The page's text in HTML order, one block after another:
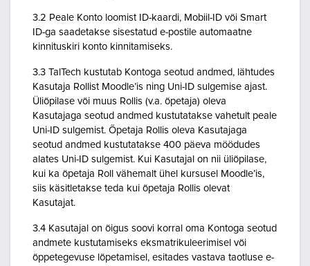
3.2 Peale Konto loomist ID-kaardi, Mobiil-ID või Smart
ID-ga saadetakse sisestatud e-postile automaatne
kinnituskiri konto kinnitamiseks.
3.3 TalTech kustutab Kontoga seotud andmed, lähtudes
Kasutaja Rollist Moodle’is ning Uni-ID sulgemise ajast.
Üliõpilase või muus Rollis (v.a. õpetaja) oleva
Kasutajaga seotud andmed kustutatakse vahetult peale
Uni-ID sulgemist. Õpetaja Rollis oleva Kasutajaga
seotud andmed kustutatakse 400 päeva möödudes
alates Uni-ID sulgemist. Kui Kasutajal on nii üliõpilase,
kui ka õpetaja Roll vähemalt ühel kursusel Moodle’is,
siis käsitletakse teda kui õpetaja Rollis olevat
Kasutajat.
3.4 Kasutajal on õigus soovi korral oma Kontoga seotud
andmete kustutamiseks eksmatrikuleerimisel või
õppetegevuse lõpetamisel, esitades vastava taotluse e-